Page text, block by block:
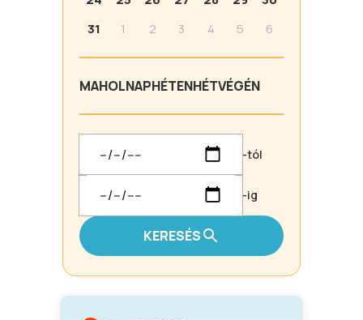
31
1 2 3 4 5 6
MAHOLNAPHÉTENHÉTVÉGÉN
-tól
-ig
KERESÉS